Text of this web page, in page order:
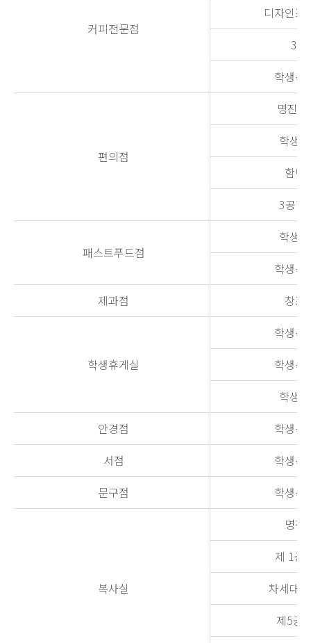
커피전문점
디자인조
3공
학생복
편의점
명진
학생
함박
3공학
패스트푸드점
학생
학생복
제과점
창조
학생휴게실
학생복
학생복
학생
안경점
학생복
서점
학생복
문구점
학생복
복사실
명진
제 1공
차세대
제5공